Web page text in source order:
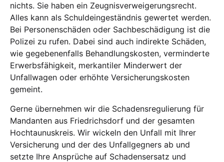
nichts. Sie haben ein Zeugnisverweigerungsrecht.
Alles kann als Schuldeingeständnis gewertet werden.
Bei Personenschäden oder Sachbeschädigung ist die
Polizei zu rufen. Dabei sind auch indirekte Schäden,
wie gegebenenfalls Behandlungskosten, verminderte
Erwerbsfähigkeit, merkantiler Minderwert der
Unfallwagen oder erhöhte Versicherungskosten
gemeint.
Gerne übernehmen wir die Schadensregulierung für
Mandanten aus Friedrichsdorf und der gesamten
Hochtaunuskreis. Wir wickeln den Unfall mit Ihrer
Versicherung und der des Unfallgegners ab und
setzte Ihre Ansprüche auf Schadensersatz und